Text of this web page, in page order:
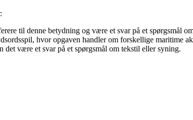
til denne betydning og være et svar på et spørgsmål
hvor opgaven handler om forskellige maritime
være et svar på et spørgsmål om tekstil eller syning.